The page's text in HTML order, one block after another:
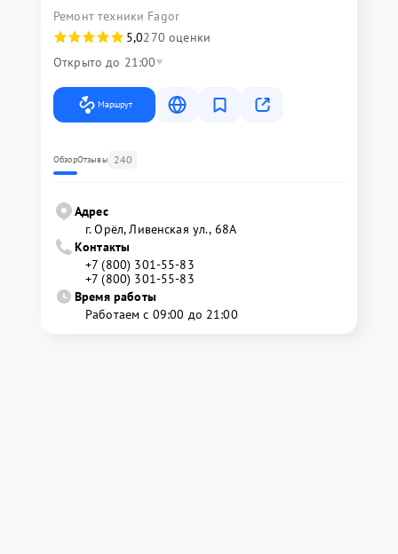
Ремонт техники Fagor
5,0270 оценки
Открыто до 21:00
Маршрут
ОбзорОтзывы 240
Адрес
г. Орёл, Ливенская ул., 68А
Контакты
+7 (800) 301-55-83
+7 (800) 301-55-83
Время работы
Работаем с 09:00 до 21:00